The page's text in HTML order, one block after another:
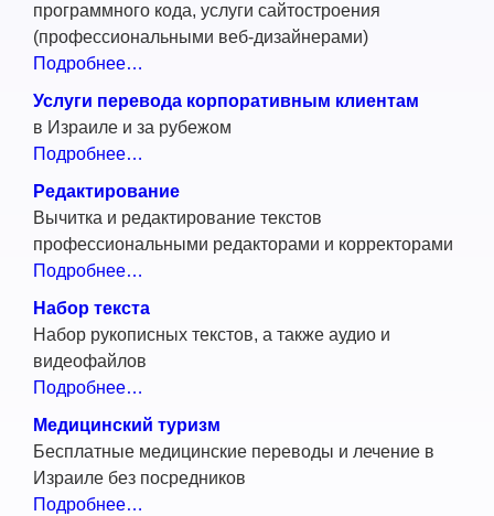
программного кода, услуги сайтостроения
(профессиональными веб-дизайнерами)
Подробнее…
Услуги перевода корпоративным клиентам
в Израиле и за рубежом
Подробнее…
Редактирование
Вычитка и редактирование текстов
профессиональными редакторами и корректорами
Подробнее…
Набор текста
Набор рукописных текстов, а также аудио и
видеофайлов
Подробнее…
Медицинский туризм
Бесплатные медицинские переводы и лечение в
Израиле без посредников
Подробнее…